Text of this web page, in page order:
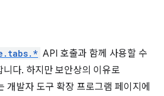
API 호출과 함께 사용할 수
다. 하지만 보안상의 이유로
개발자 도구 확장 프로그램 페이지에